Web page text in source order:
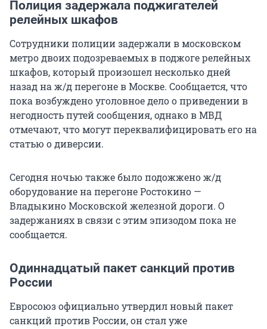
Полиция задержала поджигателей
релейных шкафов
Сотрудники полиции задержали в московском
метро двоих подозреваемых в поджоге релейных
шкафов, который произошел несколько дней
назад на ж/д перегоне в Москве. Сообщается, что
пока возбуждено уголовное дело о приведении в
негодность путей сообщения, однако в МВД
отмечают, что могут переквалифицировать его на
статью о диверсии.
Сегодня ночью также было подожжено ж/д
оборудование на перегоне Ростокино —
Владыкино Московской железной дороги. О
задержаниях в связи с этим эпизодом пока не
сообщается.
Одиннадцатый пакет санкций против
России
Евросоюз официально утвердил новый пакет
санкций против России, он стал уже